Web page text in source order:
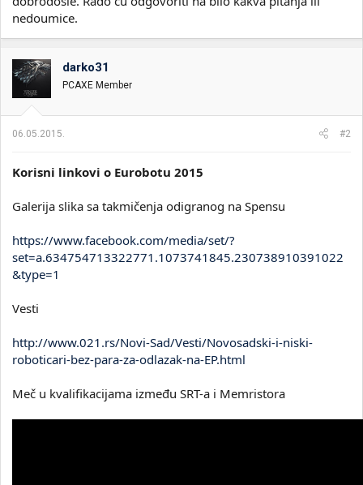
nedoumice.
darko31
PCAXE Member
06.05.2015. #2
Korisni linkovi o Eurobotu 2015
Galerija slika sa takmičenja odigranog na Spensu
https://www.facebook.com/media/set/?
set=a.634754713322771.1073741845.230738910391022
&type=1
Vesti
http://www.021.rs/Novi-Sad/Vesti/Novosadski-i-niski-
roboticari-bez-para-za-odlazak-na-EP.html
Meč u kvalifikacijama između SRT-a i Memristora